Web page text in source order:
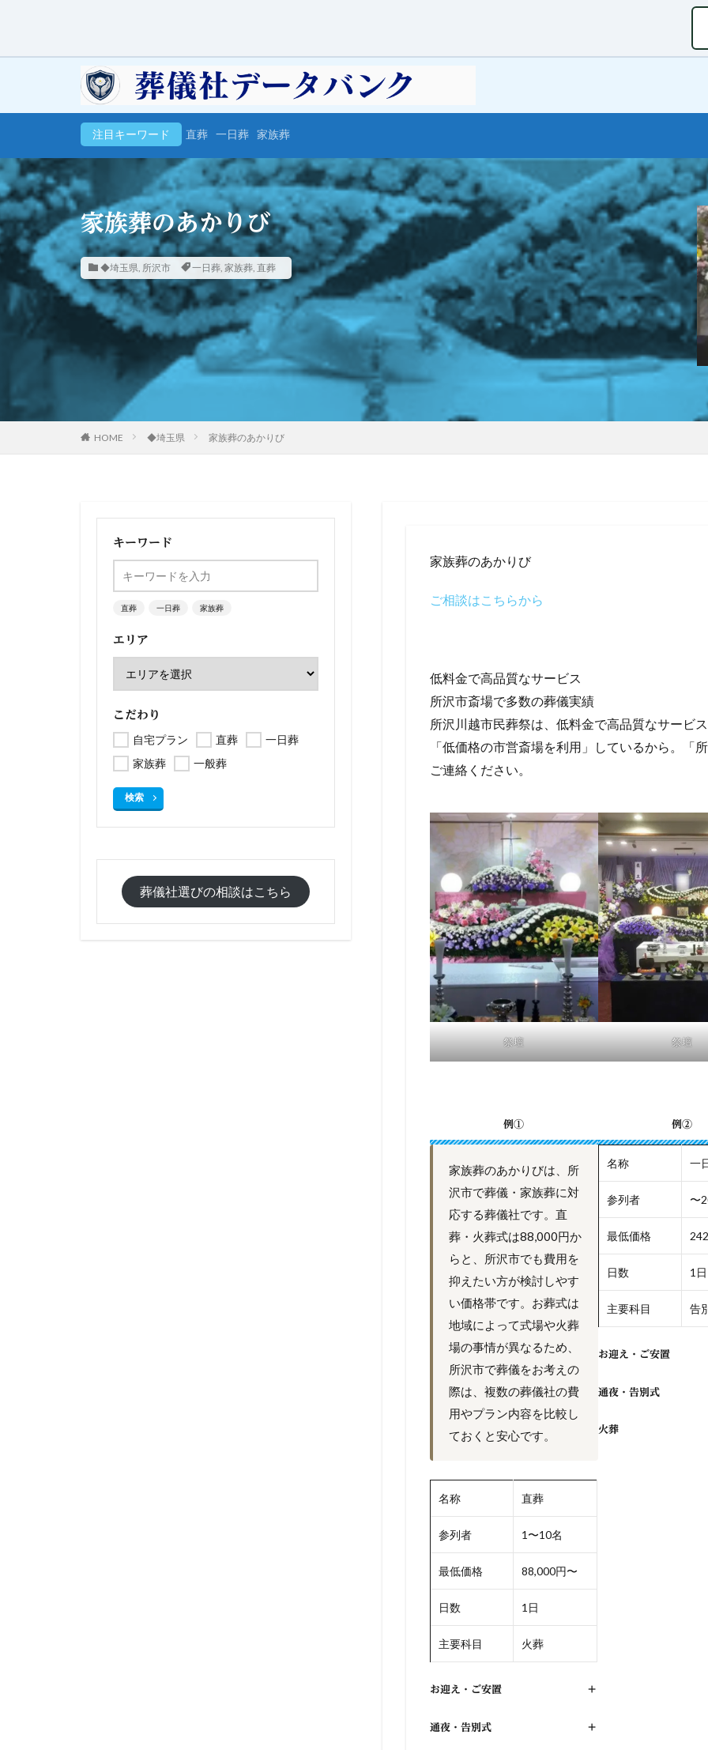
注目キーワード 直葬 一日葬 家族葬
家族葬のあかりび
◆埼玉県, 所沢市 一日葬, 家族葬, 直葬
HOME ◆埼玉県 家族葬のあかりび
家族葬のあかりび
ご相談はこちらから
低料金で高品質なサービス
所沢市斎場で多数の葬儀実績
所沢川越市民葬祭は、低料金で高品質なサービ
「低価格の市営斎場を利用」しているから。「
ご連絡ください。
祭壇 祭壇
例①
家族葬のあかりびは、所
沢市で葬儀・家族葬に対
応する葬儀社です。直
葬・火葬式は88,000円か
らと、所沢市でも費用を
抑えたい方が検討しやす
い価格帯です。お葬式は
地域によって式場や火葬
場の事情が異なるため、
所沢市で葬儀をお考えの
際は、複数の葬儀社の費
用やプラン内容を比較し
ておくと安心です。
名称 直葬
参列者 1〜10名
最低価格 88,000円〜
日数 1日
主要科目 火葬
お迎え・ご安置 +
通夜・告別式 +
例②
名称 一
参列者 〜
最低価格
日数 1日
主要科目 告
お迎え・ご安置
通夜・告別式
火葬
キーワード
直葬 一日葬 家族葬
エリア
こだわり
自宅プラン 直葬
一日葬
家族葬
一般葬
検索
葬儀社選びの相談はこちら